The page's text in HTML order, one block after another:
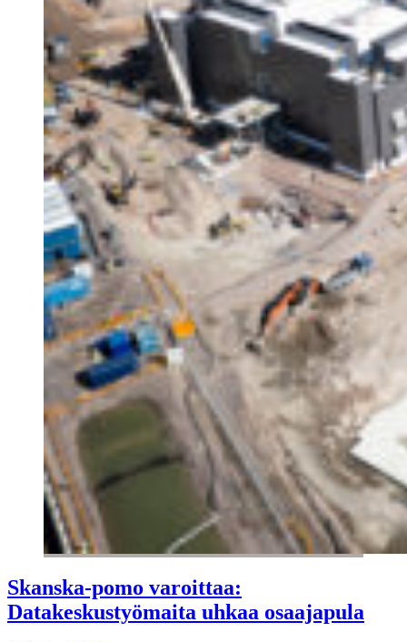
Skanska-pomo varoittaa:
Datakeskustyömaita uhkaa osaajapula